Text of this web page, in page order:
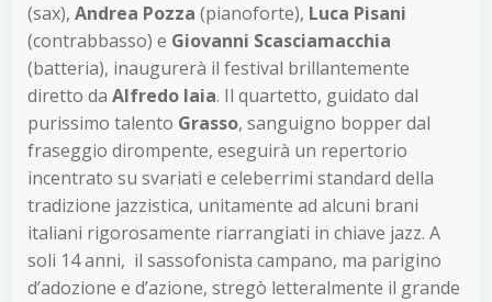
(sax), Andrea Pozza (pianoforte), Luca Pisani
(contrabbasso) e Giovanni Scasciamacchia
(batteria), inaugurerà il festival brillantemente
diretto da Alfredo Iaia. Il quartetto, guidato dal
purissimo talento Grasso, sanguigno bopper dal
fraseggio dirompente, eseguirà un repertorio
incentrato su svariati e celeberrimi standard della
tradizione jazzistica, unitamente ad alcuni brani
italiani rigorosamente riarrangiati in chiave jazz. A
soli 14 anni, il sassofonista campano, ma parigino
d’adozione e d’azione, stregò letteralmente il grande